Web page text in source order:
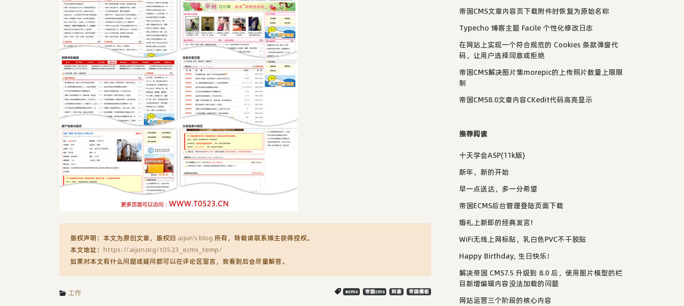
版权声明：本文为原创文章，版权归 aijun's blog 所有，转载请联系博主获得授权。
本文地址： https://aijun.org/t0523_ecms_temp/
如果对本文有什么问题或疑问都可以在评论区留言，我看到后会尽量解答。
工作 ecms 帝国cms 阿泰 帝国模板
帝国CMS文章内容页下载附件时恢复为原始名称
Typecho 博客主题 Facile 个性化修改日志
在网站上实现一个符合规范的 Cookies 条款弹窗代
码，让用户选择同意或拒绝
帝国CMS解决图片集morepic的上传照片数量上限限
制
帝国CMS8.0文章内容CKedit代码高亮显示
推荐阅读
十天学会ASP(11k版)
新年，新的开始
早一点送达，多一分希望
帝国ECMS后台管理登陆页面下载
婚礼上新郎的经典发言!
WiFi无线上网标贴，乳白色PVC不干胶贴
Happy Birthday, 生日快乐！
解决帝国 CMS7.5 升级到 8.0 后，使用图片模型的栏
目新增编辑内容没法加载的问题
网站运营三个阶段的核心内容